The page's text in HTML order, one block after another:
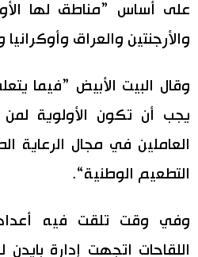
على أساس ”مناطق لها
والأرجنتين والعراق
وقال البيت الأبيض ”فيما
يجب أن تكون الأولوية
العاملين في مجال
التطعيم الوطنية“.
وفي وقت تلقت فيه أعداد
اللقاحات اتجهت إدارة